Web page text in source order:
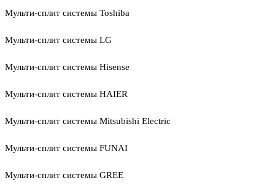
Мульти-сплит системы Toshiba
Мульти-сплит системы LG
Мульти-сплит системы Hisense
Мульти-сплит системы HAIER
Мульти-сплит системы Mitsubishi Electric
Мульти-сплит системы FUNAI
Мульти-сплит системы GREE